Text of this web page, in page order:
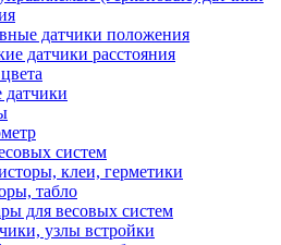
датчики положения
датчики расстояния
систем
клеи, герметики
табло
для весовых систем
узлы встройки